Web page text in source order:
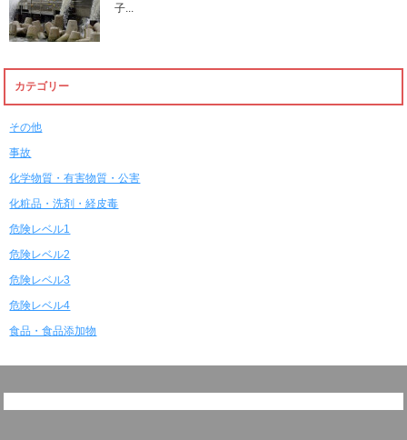
子...
カテゴリー
その他
事故
化学物質・有害物質・公害
化粧品・洗剤・経皮毒
危険レベル1
危険レベル2
危険レベル3
危険レベル4
食品・食品添加物